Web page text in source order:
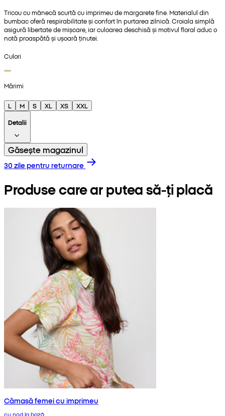
Tricou cu mânecă scurtă cu imprimeu de margarete fine. Materialul din
bumbac oferă respirabilitate și confort în purtarea zilnică. Croiala simplă
asigură libertate de mișcare, iar culoarea deschisă și motivul floral aduc o
notă proaspătă și ușoară ținutei.
Culori
Mărimi
L M S XL XS
XXL
Detalii
Găsește magazinul
30 zile pentru returnare
Produse care ar putea să-ți placă
Cămașă femei cu imprimeu
cu nod la bază